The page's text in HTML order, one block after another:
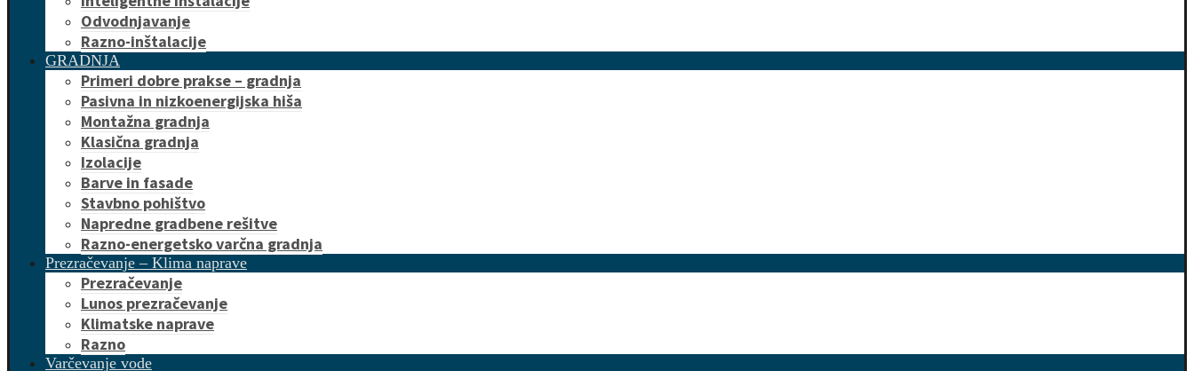
Odvodnjavanje
Razno-inštalacije
GRADNJA
Primeri dobre prakse – gradnja
Pasivna in nizkoenergijska hiša
Montažna gradnja
Klasična gradnja
Izolacije
Barve in fasade
Stavbno pohištvo
Napredne gradbene rešitve
Razno-energetsko varčna gradnja
Prezračevanje – Klima naprave
Prezračevanje
Lunos prezračevanje
Klimatske naprave
Razno
Varčevanje vode